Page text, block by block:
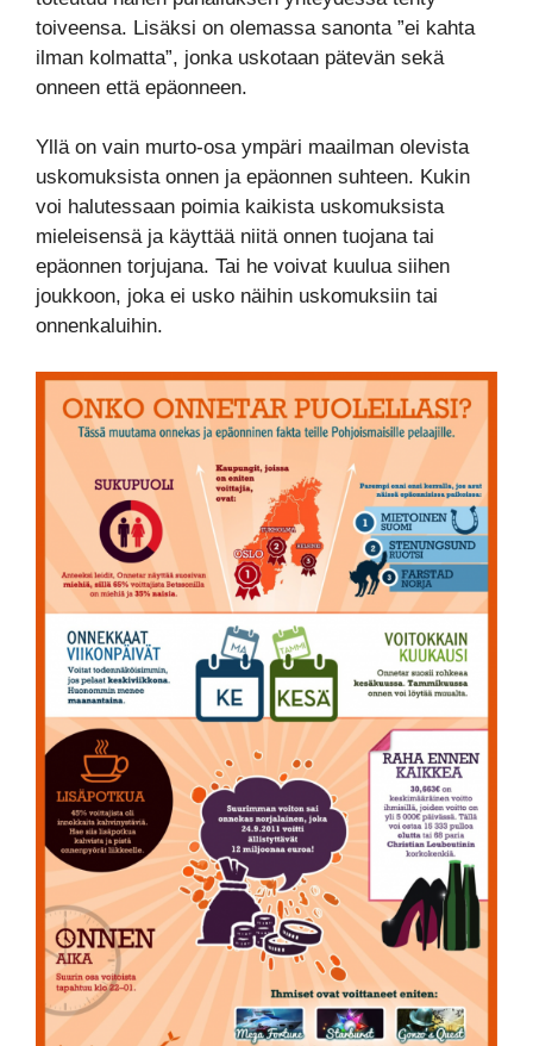
toiveensa. Lisäksi on olemassa sanonta ”ei kahta
ilman kolmatta”, jonka uskotaan pätevän sekä
onneen että epäonneen.
Yllä on vain murto-osa ympäri maailman olevista
uskomuksista onnen ja epäonnen suhteen. Kukin
voi halutessaan poimia kaikista uskomuksista
mieleisensä ja käyttää niitä onnen tuojana tai
epäonnen torjujana. Tai he voivat kuulua siihen
joukkoon, joka ei usko näihin uskomuksiin tai
onnenkaluihin.